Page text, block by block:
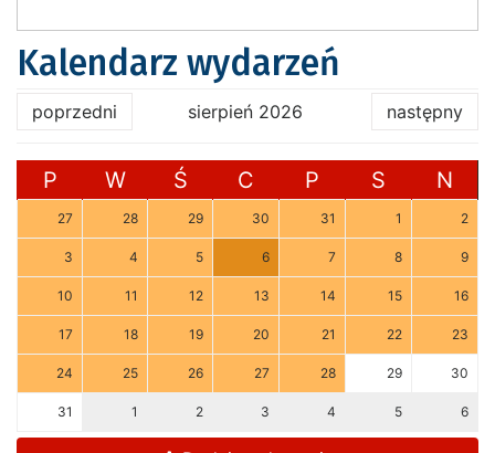
Kalendarz wydarzeń
poprzedni sierpień 2026 następny
P W Ś C P S N
27 28 29 30 31 1 2
3 4 5 6 7 8 9
10 11 12 13 14 15 16
17 18 19 20 21 22 23
24 25 26 27 28 29 30
31 1 2 3 4 5 6